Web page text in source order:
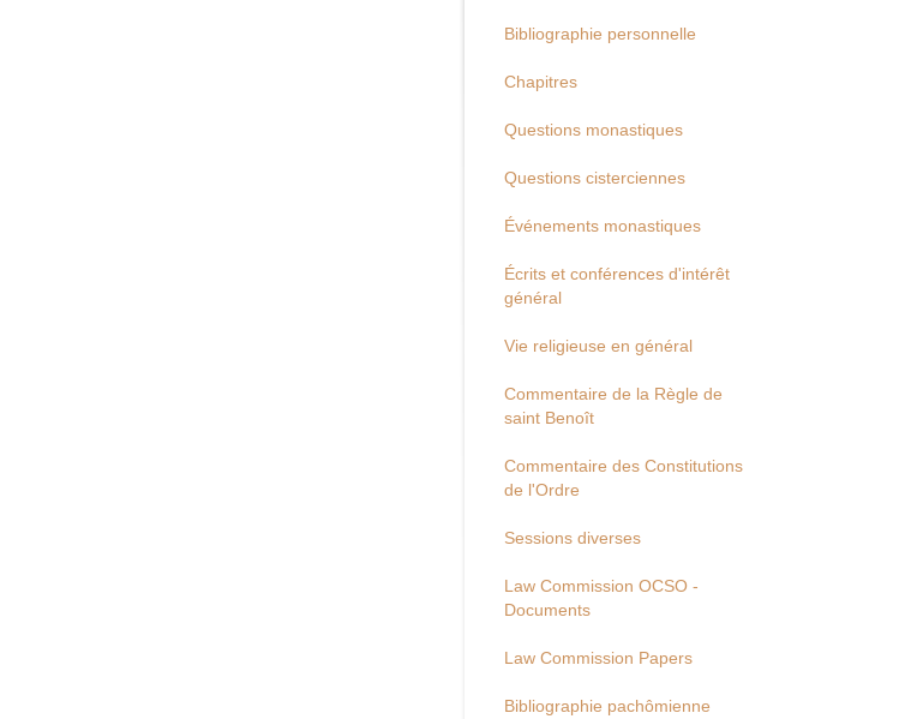
Bibliographie personnelle
Chapitres
Questions monastiques
Questions cisterciennes
Événements monastiques
Écrits et conférences d'intérêt
général
Vie religieuse en général
Commentaire de la Règle de
saint Benoît
Commentaire des Constitutions
de l'Ordre
Sessions diverses
Law Commission OCSO -
Documents
Law Commission Papers
Bibliographie pachômienne